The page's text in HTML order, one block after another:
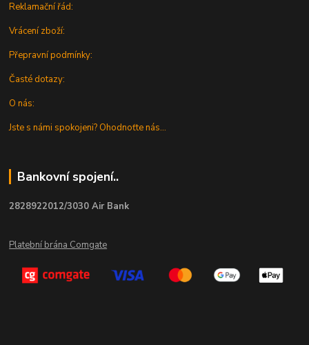
Reklamační řád:
Vrácení zboží:
Přepravní podmínky:
Časté dotazy:
O nás:
Jste s námi spokojeni? Ohodnoťte nás...
Bankovní spojení..
2828922012/3030 Air Bank
Platební brána Comgate